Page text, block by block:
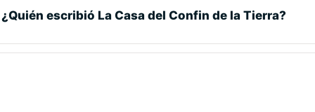
¿Quién escribió La Casa del Confin de la Tierra?